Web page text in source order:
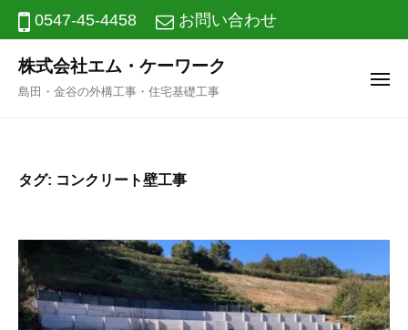
ン
0547-45-4458 お問い合わせ
株式会社エム・ケーワーク
島田・金谷の外構工事・住宅基礎工事
メ
タグ: コンクリート壁工事
ー